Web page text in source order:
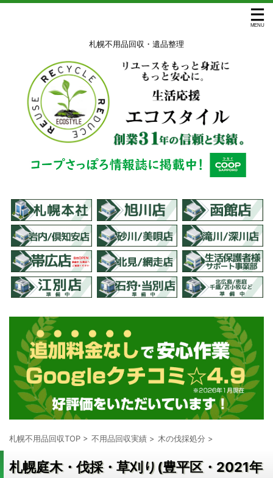
札幌不用品回収・遺品整理
札幌不用品回収TOP > 不用品回収実績 > 木の伐採処分 >
札幌庭木・伐採・草刈り(豊平区・2021年